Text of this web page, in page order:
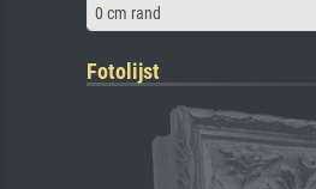
0 cm rand
Fotolijst